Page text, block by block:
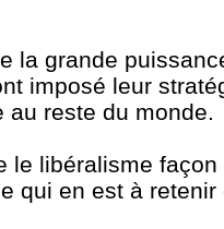
la grande
imposé leur
au reste du monde.
le libéralisme
qui en est à retenir